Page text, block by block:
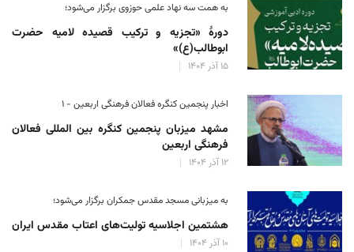
به همت سه نهاد علمی حوزوی برگزار می‌شود؛
دورهٔ «تجزیه و ترکیب قصیده لامیه حضرت
ابوطالب(ع)»
۱۵ آذر ۱۴۰۴
اخبار پنجمین کنگره فعالان فرهنگی اربعین - ۱
مشهد میزبان پنجمین کنگره بین المللی فعالان
فرهنگی اربعین
۱۲ آذر ۱۴۰۴
به میزبانی مسجد مقدس جمکران برگزار می‌شود؛
هشتمین اجلاسیه تولیت‌های اعتاب مقدس ایران
۱۰ آذر ۱۴۰۴